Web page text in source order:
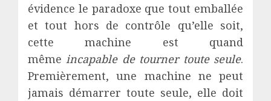
évidence le paradoxe que tout emballée
et tout hors de contrôle qu’elle soit,
cette machine est quand
mêmeincapable de tourner toute seule.
Premièrement, une machine ne peut
jamais démarrer toute seule, elle doit